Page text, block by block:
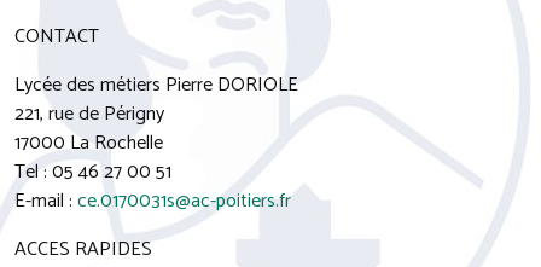
CONTACT
Lycée des métiers Pierre DORIOLE
221, rue de Périgny
17000 La Rochelle
Tel : 05 46 27 00 51
E-mail :ce.0170031s@ac-poitiers.fr
ACCES RAPIDES